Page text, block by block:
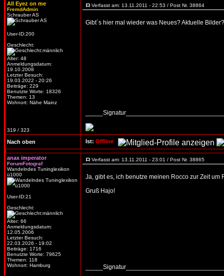
All Eyez on me
FremdAdmin
Schrauber AS
User-ID:200
Geschlecht:
Alter: 48
Anmeldungsdatum:
19.10.2008
Letzter Besuch:
19.03.2022 - 20:26
Beiträge: 229
Benutzte Worte: 18326
Themen: 13
Wohnort: Nähe Mainz
319 / 323
Verfasst am: 13.11.2011 - 22:53 / Post Nr. 38864
Gibt´s hier mal wieder was Neues? Aktuelle Bilder?
Nach oben Ist: Offline
anax imperator
ForumFotograf
Wandelndes Tuninglexikon
ü1000
User-ID:21
Geschlecht:
Alter: 66
Anmeldungsdatum:
12.05.2006
Letzter Besuch:
22.03.2026 - 19:02
Beiträge: 1716
Benutzte Worte: 79625
Themen: 118
Wohnort: Hamburg
Verfasst am: 13.11.2011 - 23:01 / Post Nr. 38865
Ja, gibt es, ich benutze meinen Rocco zur Zeit
Gruß Hajo!